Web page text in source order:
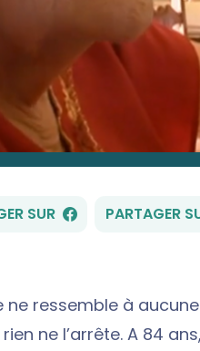
SUR FACEBOOK
PARTAGER
ressemble à
ne l’arrête. A 84